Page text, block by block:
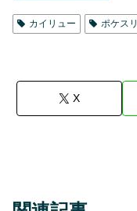
カイリュー ポケスリ
X